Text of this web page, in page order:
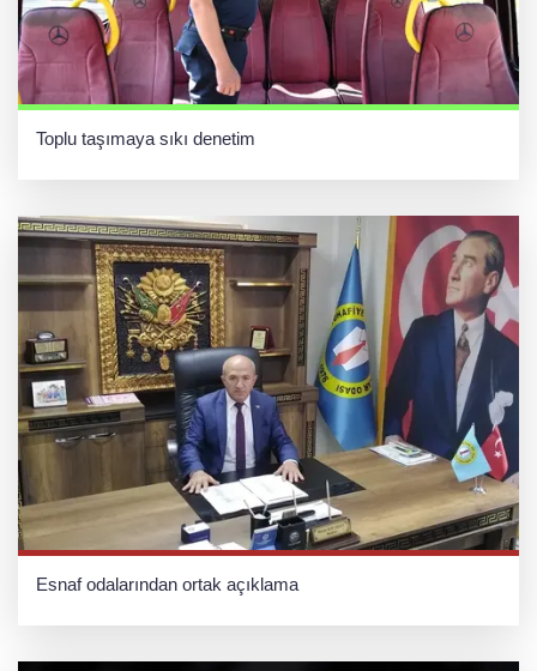
Toplu taşımaya sıkı denetim
Esnaf odalarından ortak açıklama